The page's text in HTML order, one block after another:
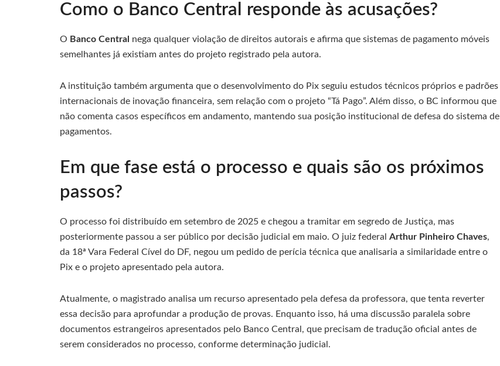
Como o Banco Central responde às acusações?
O Banco Central nega qualquer violação de direitos autorais e afirma que sistemas de pagamento móveis
semelhantes já existiam antes do projeto registrado pela autora.
A instituição também argumenta que o desenvolvimento do Pix seguiu estudos técnicos próprios e padrões
internacionais de inovação financeira, sem relação com o projeto “Tá Pago”. Além disso, o BC informou que
não comenta casos específicos em andamento, mantendo sua posição institucional de defesa do sistema de
pagamentos.
Em que fase está o processo e quais são os próximos
passos?
O processo foi distribuído em setembro de 2025 e chegou a tramitar em segredo de Justiça, mas
posteriormente passou a ser público por decisão judicial em maio. O juiz federal Arthur Pinheiro Chaves,
da 18ª Vara Federal Cível do DF, negou um pedido de perícia técnica que analisaria a similaridade entre o
Pix e o projeto apresentado pela autora.
Atualmente, o magistrado analisa um recurso apresentado pela defesa da professora, que tenta reverter
essa decisão para aprofundar a produção de provas. Enquanto isso, há uma discussão paralela sobre
documentos estrangeiros apresentados pelo Banco Central, que precisam de tradução oficial antes de
serem considerados no processo, conforme determinação judicial.